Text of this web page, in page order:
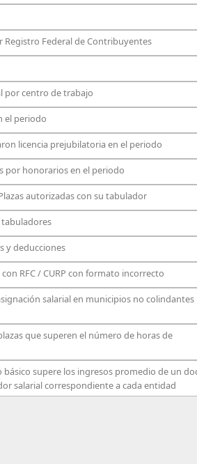
Federal de Contribuyentes
por centro de trabajo
el periodo
licencia prejubilatoria en el periodo
por honorarios en el periodo
autorizadas con su tabulador
y deducciones
RFC / CURP con formato incorrecto
salarial en municipios no colindantes
que superen el número de horas de
básico supere los ingresos promedio de un
salarial correspondiente a cada entidad